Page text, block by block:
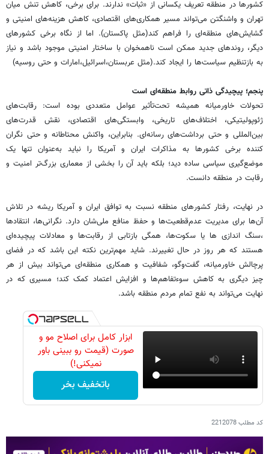
کشورها در منطقه تعریف یکسانی از «ثبات» ندارند. برای برخی، کاهش تنش میان
تهران و واشنگتن می‌تواند مسیر همکاری‌های اقتصادی، کاهش هزینه‌های امنیتی و
گشایش‌های منطقه‌ای را فراهم کند(مثل پاکستان). اما از نگاه برخی کشورهای
دیگر، روندهای جدید ممکن است ناهمخوان با ساختار امنیتی موجود باشد و نیاز
به بازتنظیم سیاست‌ها را ایجاد کند.(مثل عربستان،اسرائیل،امارات و حتی روسیه)
پنجم؛ پیچیدگی ذاتی روابط منطقه‌ای است
تحولات خاورمیانه همیشه تحت‌تأثیر عوامل متعددی بوده است: رقابت‌های
ژئوپولیتیکی، اختلاف‌های تاریخی، وابستگی‌های اقتصادی، نقش قدرت‌های
بین‌المللی و حتی برداشت‌های رسانه‌ای. بنابراین، واکنش محتاطانه و حتی نگران
کننده برخی کشورها به مذاکرات ایران و آمریکا را نباید به‌عنوان تنها یک
موضع‌گیری سیاسی ساده دید؛ بلکه باید آن را بخشی از معماری بزرگ‌تر امنیت و
رقابت در منطقه دانست.
در نهایت، رفتار کشورهای منطقه نسبت به توافق ایران و آمریکا ریشه در تلاش
آن‌ها برای مدیریت عدم‌قطعیت‌ها و حفظ منافع ملی‌شان دارد. نگرانی‌ها، انتقادها
،سنگ اندازی ها یا سکوت‌ها، همگی بازتابی از رقابت‌ها و معادلات پیچیده‌ای
هستند که هر روز در حال تغییرند. شاید مهم‌ترین نکته این باشد که در فضای
پرچالش خاورمیانه، گفت‌وگو، شفافیت و همکاری منطقه‌ای می‌تواند بیش از هر
چیز دیگری به کاهش سوءتفاهم‌ها و افزایش اعتماد کمک کند؛ مسیری که در
نهایت می‌تواند به نفع تمام مردم منطقه باشد.
ابزار کامل برای اصلاح مو و
صورت (قیمت رو ببینی باور
نمیکنی!)
باتخفیف بخر
کد مطلب2212078